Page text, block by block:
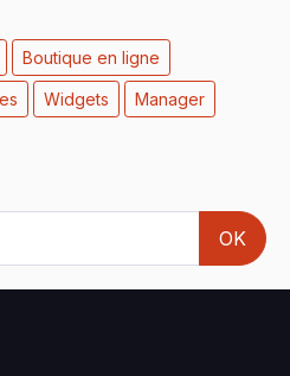
Boutique en ligne
Widgets Manager
OK